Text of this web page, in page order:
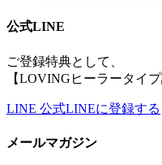
公式LINE
ご登録特典として、
【LOVINGヒーラータイ
LINE 公式LINEに登録する
メールマガジン